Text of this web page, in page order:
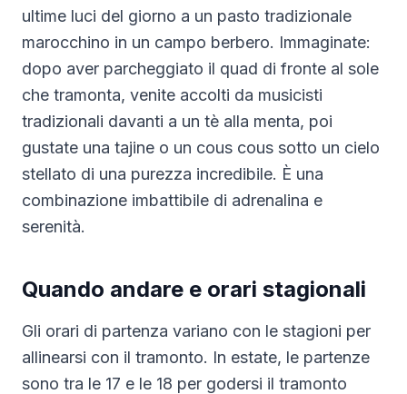
ultime luci del giorno a un pasto tradizionale
marocchino in un campo berbero. Immaginate:
dopo aver parcheggiato il quad di fronte al sole
che tramonta, venite accolti da musicisti
tradizionali davanti a un tè alla menta, poi
gustate una tajine o un cous cous sotto un cielo
stellato di una purezza incredibile. È una
combinazione imbattibile di adrenalina e
serenità.
Quando andare e orari stagionali
Gli orari di partenza variano con le stagioni per
allinearsi con il tramonto. In estate, le partenze
sono tra le 17 e le 18 per godersi il tramonto